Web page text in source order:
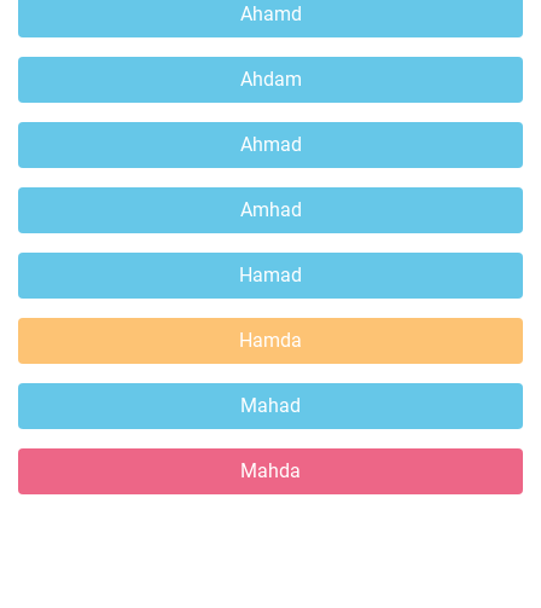
Ahamd
Ahdam
Ahmad
Amhad
Hamad
Hamda
Mahad
Mahda